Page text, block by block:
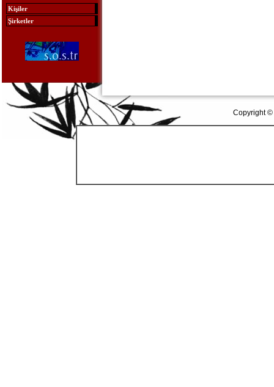
Kişiler
Şirketler
Copyright ©